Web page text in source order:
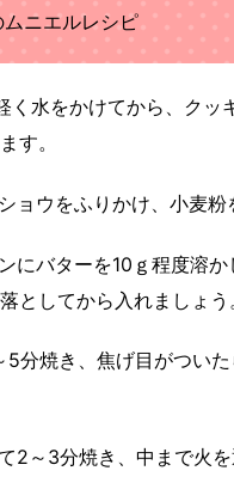
ニエルレシピ
く水をかけてから、クッ
す。
ョウをふりかけ、小麦粉
にバターを10ｇ程度溶
としてから入れましょう
5分焼き、焦げ目がつい
2～3分焼き、中まで火を